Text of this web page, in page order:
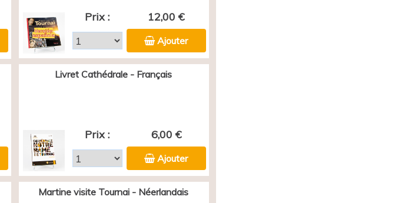
Prix : 12,00 €
Ajouter
Livret Cathédrale - Français
Prix : 6,00 €
Ajouter
Martine visite Tournai - Néerlandais